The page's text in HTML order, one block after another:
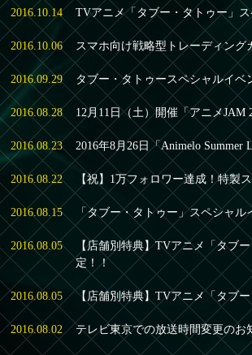
2016.10.14 TVアニメ「タブー・タトゥー」
2016.10.06 スマホ向け戦略型トレーディン
2016.09.29 タブー・タトゥースペシャルイベ
2016.08.28 12月11日（土）開催「アニメJAM
2016.08.23 2016年8月26日「Animelo
2016.08.22 【祝】1万フォロワー達成！特製
2016.08.15 「タブー・タトゥー」スペシャ
2016.08.05
【店舗別特典】TVアニメ「タブ
定！！
2016.08.05 【店舗別特典】TVアニメ「タブ
2016.08.02 テレビ東京での放送時間変更のお